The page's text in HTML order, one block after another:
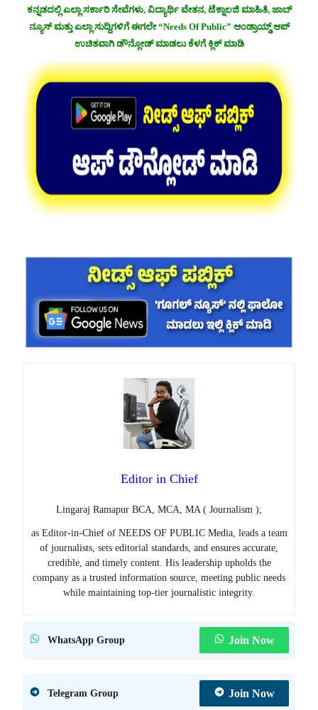
ಕನ್ನಡದಲ್ಲಿ ಎಲ್ಲಾ ಸರ್ಕಾರಿ ಸೇವೆಗಳು, ವಿದ್ಯಾರ್ಥಿ ವೇತನ, ಟೆಕ್ನಾಲಜಿ ಮಾಹಿತಿ, ಜಾಬ್
ನ್ಯೂಸ್ ಮತ್ತು ಎಲ್ಲಾ ಸುದ್ದಿಗಳಿಗೆ ಈಗಲೇ “Needs Of Public” ಆಂಡ್ರಾಯ್ಡ್ ಆಪ್
ಉಚಿತವಾಗಿ ಡೌನ್ಲೋಡ್ ಮಾಡಲು ಕೆಳಗೆ ಕ್ಲಿಕ್ ಮಾಡಿ
Editor in Chief
Lingaraj Ramapur BCA, MCA, MA ( Journalism );
as Editor-in-Chief of NEEDS OF PUBLIC Media, leads a team
of journalists, sets editorial standards, and ensures accurate,
credible, and timely content. His leadership upholds the
company as a trusted information source, meeting public needs
while maintaining top-tier journalistic integrity.
WhatsApp Group Join Now
Telegram Group Join Now